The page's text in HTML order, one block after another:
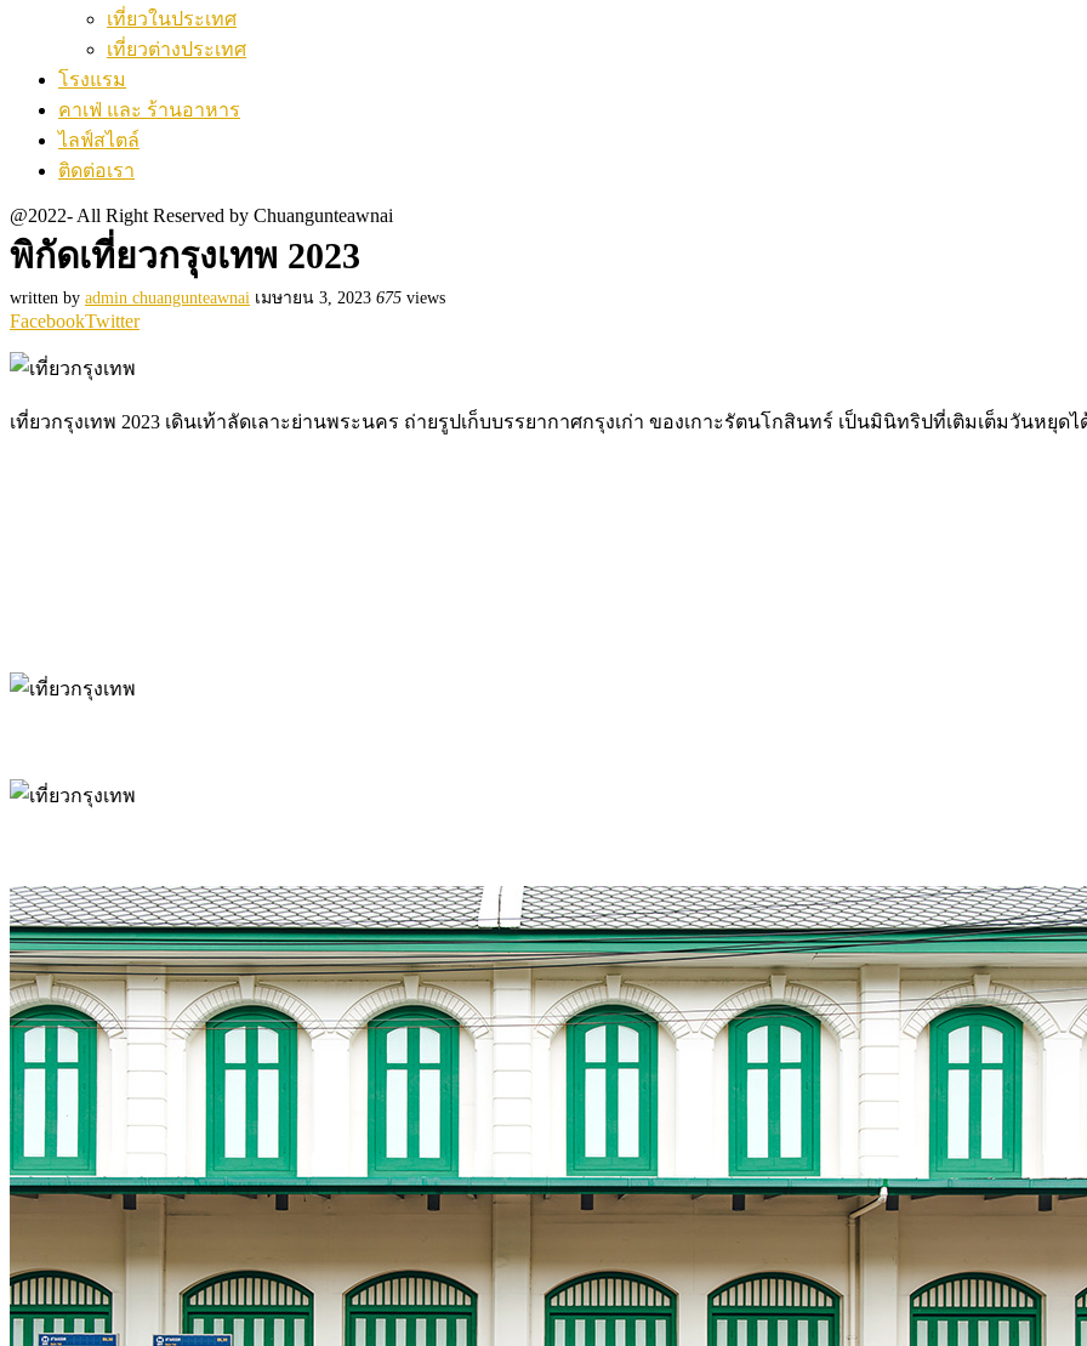
เที่ยวในประเทศ
เที่ยวต่างประเทศ
โรงแรม
คาเฟ่ และ ร้านอาหาร
ไลฟ์สไตล์
ติดต่อเรา
@2022- All Right Reserved by Chuangunteawnai
พิกัดเที่ยวกรุงเทพ 2023
written by admin chuangunteawnai เมษายน 3, 2023 675 views
FacebookTwitter
เที่ยวกรุงเทพ 2023 เดินเท้าลัดเลาะย่านพระนคร ถ่ายรูปเก็บบรรยากาศกรุงเก่า ของเกาะรัตนโกสินทร์ เป็นมินิทริปที่เติมเต็มวันหยุดไ